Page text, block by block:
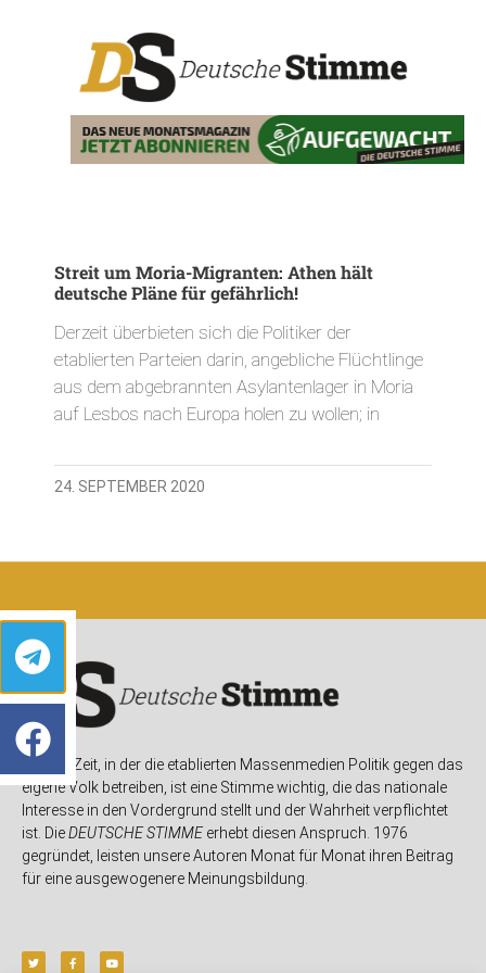
Streit um Moria-Migranten: Athen hält
deutsche Pläne für gefährlich!
Derzeit überbieten sich die Politiker der
etablierten Parteien darin, angebliche Flüchtlinge
aus dem abgebrannten Asylantenlager in Moria
auf Lesbos nach Europa holen zu wollen; in
24. SEPTEMBER 2020
In einer Zeit, in der die etablierten Massenmedien Politik gegen das
eigene Volk betreiben, ist eine Stimme wichtig, die das nationale
Interesse in den Vordergrund stellt und der Wahrheit verpflichtet
ist. DieDEUTSCHE STIMMEerhebt diesen Anspruch. 1976
gegründet, leisten unsere Autoren Monat für Monat ihren Beitrag
für eine ausgewogenere Meinungsbildung.